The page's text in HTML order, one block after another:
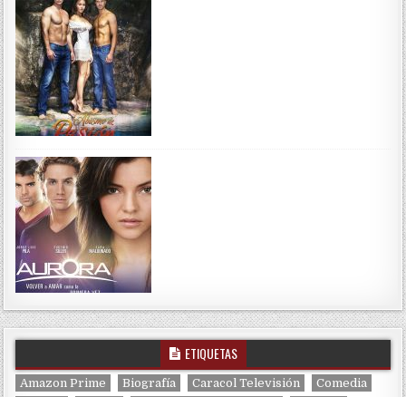
ETIQUETAS
Amazon Prime Biografía Caracol Televisión Comedia